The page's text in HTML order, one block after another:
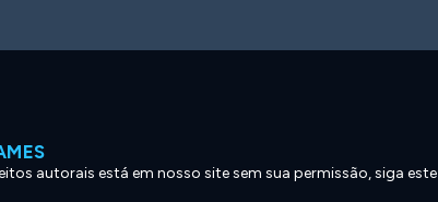
autorais está em nosso site sem sua permissão, siga este